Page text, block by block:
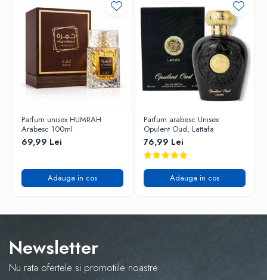
Parfum unisex HUMRAH
Arabesc 100ml
69,99 Lei
Adauga in cos
Parfum arabesc Unisex
Opulent Oud, Lattafa
76,99 Lei
Adauga in cos
Newsletter
Nu rata ofertele si promotiile noastre